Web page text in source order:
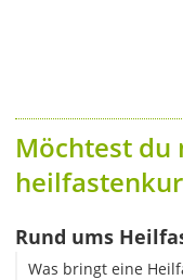
Möchtest du
Rund ums
Was bringt eine